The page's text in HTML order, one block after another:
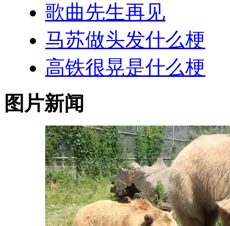
歌曲先生再见
马苏做头发什么梗
高铁很晃是什么梗
图片新闻